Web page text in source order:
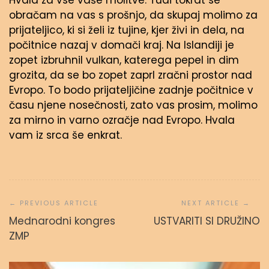
obračam na vas s prošnjo, da skupaj molimo za
prijateljico, ki si želi iz tujine, kjer živi in dela, na
počitnice nazaj v domači kraj. Na Islandiji je
zopet izbruhnil vulkan, katerega pepel in dim
grozita, da se bo zopet zaprl zračni prostor nad
Evropo. To bodo prijateljičine zadnje počitnice v
času njene nosečnosti, zato vas prosim, molimo
za mirno in varno ozračje nad Evropo. Hvala
vam iz srca še enkrat.
prispevka
Mednarodni kongres
ZMP
USTVARITI SI DRUŽINO